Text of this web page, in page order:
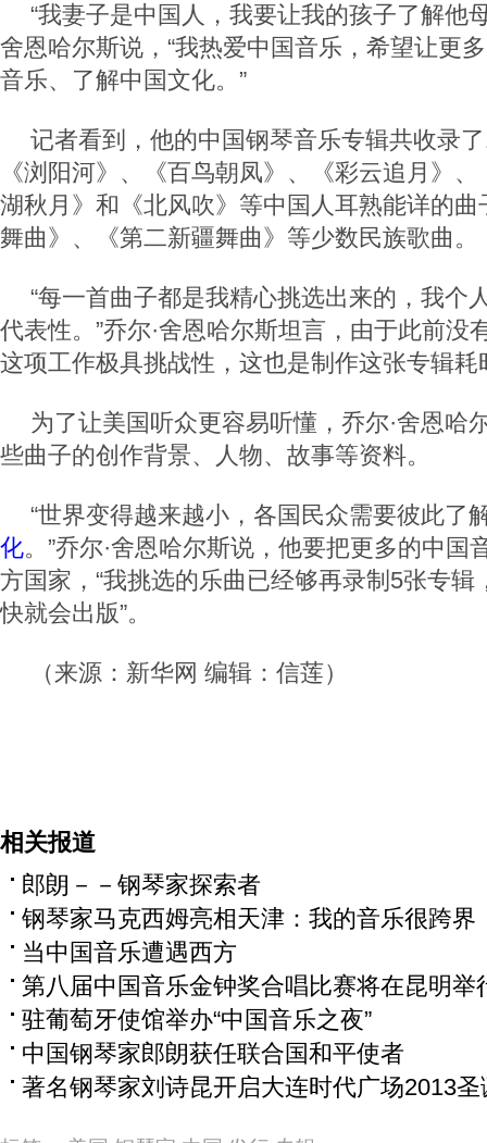
“我妻子是中国人，我要让我的孩子了解他
舍恩哈尔斯说，“我热爱中国音乐，希望让更
音乐、了解中国文化。”
记者看到，他的中国钢琴音乐专辑共收录
《浏阳河》、《百鸟朝凤》、《彩云追月》
湖秋月》和《北风吹》等中国人耳熟能详的
舞曲》、《第二新疆舞曲》等少数民族歌曲。
“每一首曲子都是我精心挑选出来的，我个
代表性。”乔尔·舍恩哈尔斯坦言，由于此前没
这项工作极具挑战性，这也是制作这张专辑耗
为了让美国听众更容易听懂，乔尔·舍恩哈
些曲子的创作背景、人物、故事等资料。
“世界变得越来越小，各国民众需要彼此了
化。”乔尔·舍恩哈尔斯说，他要把更多的中国
方国家，“我挑选的乐曲已经够再录制5张专辑
快就会出版”。
（来源：新华网 编辑：信莲）
相关报道
郎朗－－钢琴家探索者
钢琴家马克西姆亮相天津：我的音乐很跨界
当中国音乐遭遇西方
第八届中国音乐金钟奖合唱比赛将在昆明举
驻葡萄牙使馆举办“中国音乐之夜”
中国钢琴家郎朗获任联合国和平使者
著名钢琴家刘诗昆开启大连时代广场2013